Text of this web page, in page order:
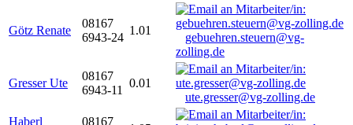
Götz Renate
08167
6943-24
1.01
gebuehren.steuern@vg-
zolling.de
Gresser Ute
08167
6943-11
0.01
ute.gresser@vg-zolling.de
Haberl
08167